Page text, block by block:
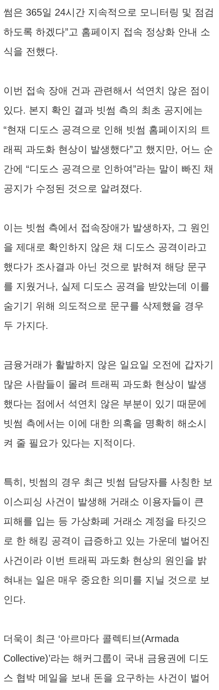
썸은 365일 24시간 지속적으로 모니터링 및 점검
하도록 하겠다”고 홈페이지 접속 정상화 안내 소
식을 전했다.
이번 접속 장애 건과 관련해서 석연치 않은 점이
있다. 본지 확인 결과 빗썸 측의 최초 공지에는
“현재 디도스 공격으로 인해 빗썸 홈페이지의 트
래픽 과도화 현상이 발생했다”고 했지만, 어느 순
간에 “디도스 공격으로 인하여”라는 말이 빠진 채
공지가 수정된 것으로 알려졌다.
이는 빗썸 측에서 접속장애가 발생하자, 그 원인
을 제대로 확인하지 않은 채 디도스 공격이라고
했다가 조사결과 아닌 것으로 밝혀져 해당 문구
를 지웠거나, 실제 디도스 공격을 받았는데 이를
숨기기 위해 의도적으로 문구를 삭제했을 경우
두 가지다.
금융거래가 활발하지 않은 일요일 오전에 갑자기
많은 사람들이 몰려 트래픽 과도화 현상이 발생
했다는 점에서 석연치 않은 부분이 있기 때문에
빗썸 측에서는 이에 대한 의혹을 명확히 해소시
켜 줄 필요가 있다는 지적이다.
특히, 빗썸의 경우 최근 빗썸 담당자를 사칭한 보
이스피싱 사건이 발생해 거래소 이용자들이 큰
피해를 입는 등 가상화폐 거래소 계정을 타깃으
로 한 해킹 공격이 급증하고 있는 가운데 벌어진
사건이라 이번 트래픽 과도화 현상의 원인을 밝
혀내는 일은 매우 중요한 의미를 지닐 것으로 보
인다.
더욱이 최근 ‘아르마다 콜렉티브(Armada
Collective)’라는 해커그룹이 국내 금융권에 디도
스 협박 메일을 보내 돈을 요구하는 사건이 벌어